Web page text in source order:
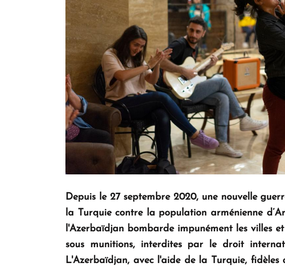
Depuis le 27 septembre 2020, une nouvelle
la Turquie contre la population arménienne
l'Azerbaïdjan bombarde impunément les villes
sous munitions, interdites par le droit
L'Azerbaïdjan, avec l'aide de la Turquie,